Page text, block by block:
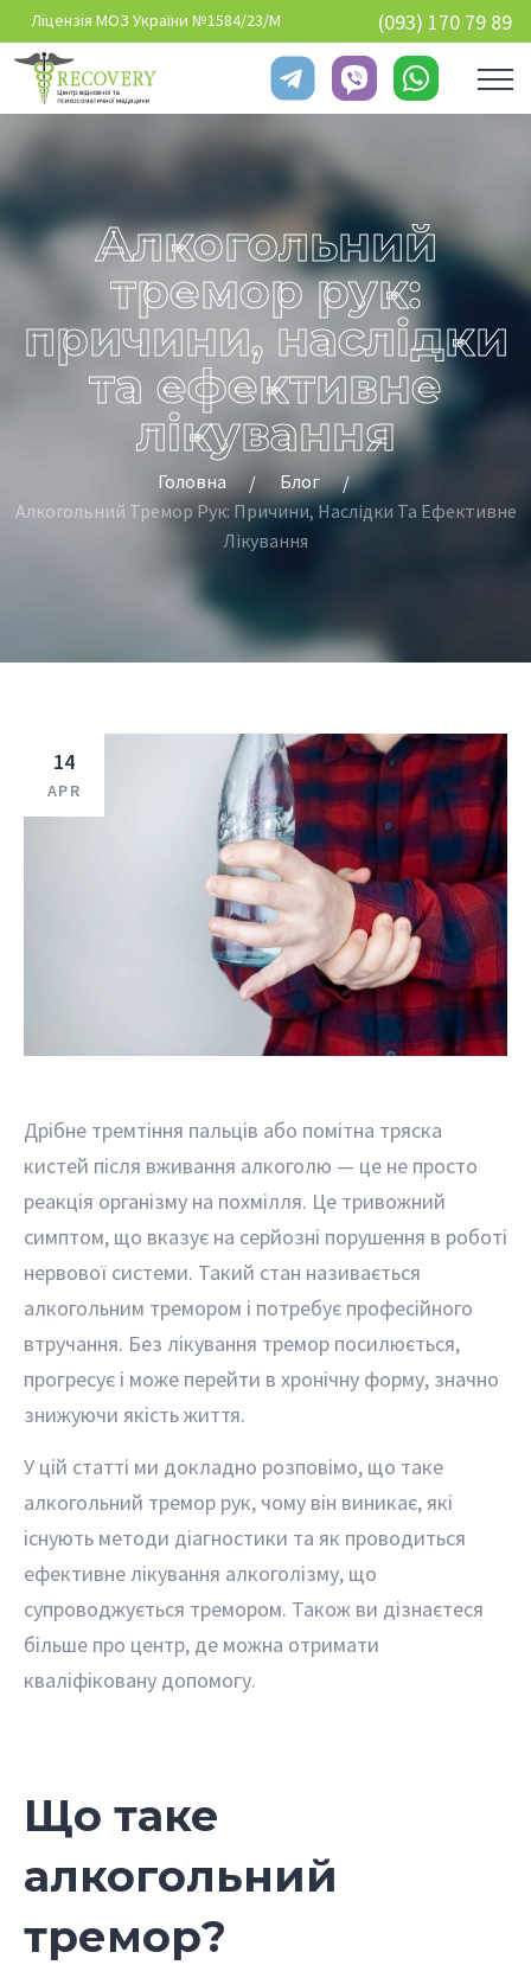
Перейти до основного вмісту
Ліцензія МОЗ України №1584/23/М (093) 170 79 89
Алкогольний
тремор рук:
причини, наслідки
та ефективне
лікування
Головна
Блог
Алкогольний Тремор Рук: Причини, Наслідки Та Ефективне
Лікування
14
APR
Дрібне тремтіння пальців або помітна тряска
кистей після вживання алкоголю — це не просто
реакція організму на похмілля. Це тривожний
симптом, що вказує на серйозні порушення в роботі
нервової системи. Такий стан називається
алкогольним тремором і потребує професійного
втручання. Без лікування тремор посилюється,
прогресує і може перейти в хронічну форму, значно
знижуючи якість життя.
У цій статті ми докладно розповімо, що таке
алкогольний тремор рук, чому він виникає, які
існують методи діагностики та як проводиться
ефективне лікування алкоголізму, що
супроводжується тремором. Також ви дізнаєтеся
більше про центр, де можна отримати
кваліфіковану допомогу.
Що таке
алкогольний
тремор?